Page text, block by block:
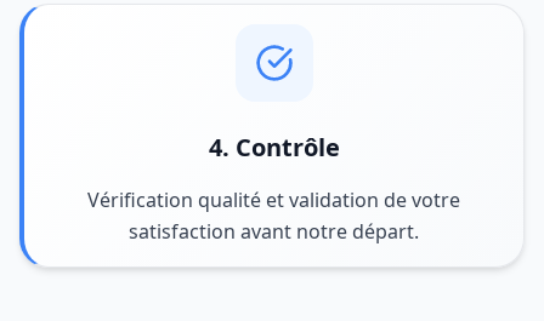
4. Contrôle
Vérification qualité et validation de votre
satisfaction avant notre départ.